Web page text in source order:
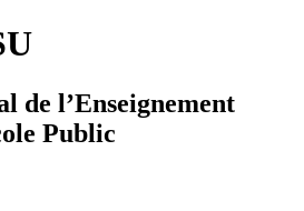
de l’Enseignement
Public